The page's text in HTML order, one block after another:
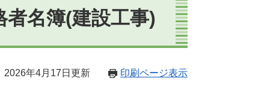
名簿(建設工事)
2026年4月17日更新 印刷ページ表示